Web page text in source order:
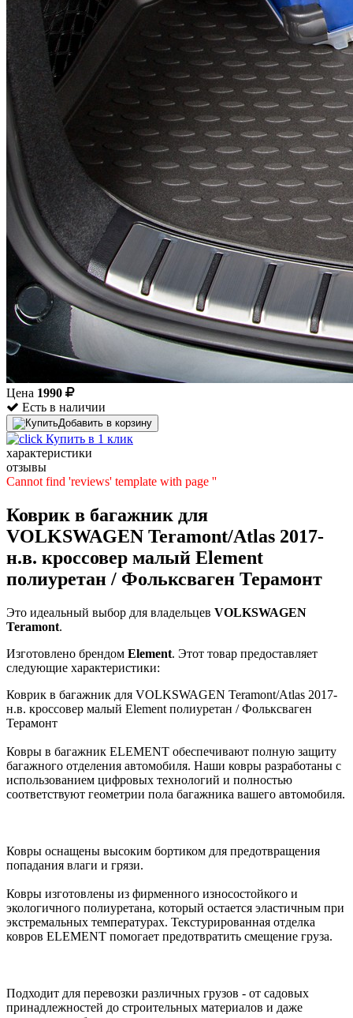
Цена 1990
Есть в наличии
Добавить в корзину
Купить в 1 клик
характеристики
отзывы
Cannot find 'reviews' template with page ''
Коврик в багажник для
VOLKSWAGEN Teramont/Atlas 2017-
н.в. кроссовер малый Element
полиуретан / Фольксваген Терамонт
Это идеальный выбор для владельцев VOLKSWAGEN
Teramont.
Изготовлено брендом Element. Этот товар предоставляет
следующие характеристики:
Коврик в багажник для VOLKSWAGEN Teramont/Atlas 2017-
н.в. кроссовер малый Element полиуретан / Фольксваген
Терамонт
Ковры в багажник ELEMENT обеспечивают полную защиту
багажного отделения автомобиля. Наши ковры разработаны с
использованием цифровых технологий и полностью
соответствуют геометрии пола багажника вашего автомобиля.
Ковры оснащены высоким бортиком для предотвращения
попадания влаги и грязи.
Ковры изготовлены из фирменного износостойкого и
экологичного полиуретана, который остается эластичным при
экстремальных температурах. Текстурированная отделка
ковров ELEMENT помогает предотвратить смещение груза.
Подходит для перевозки различных грузов - от садовых
принадлежностей до строительных материалов и даже